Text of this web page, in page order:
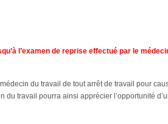
l’examen de reprise effectué par le
du travail de tout arrêt de travail pour
travail pourra ainsi apprécier l’opportunité